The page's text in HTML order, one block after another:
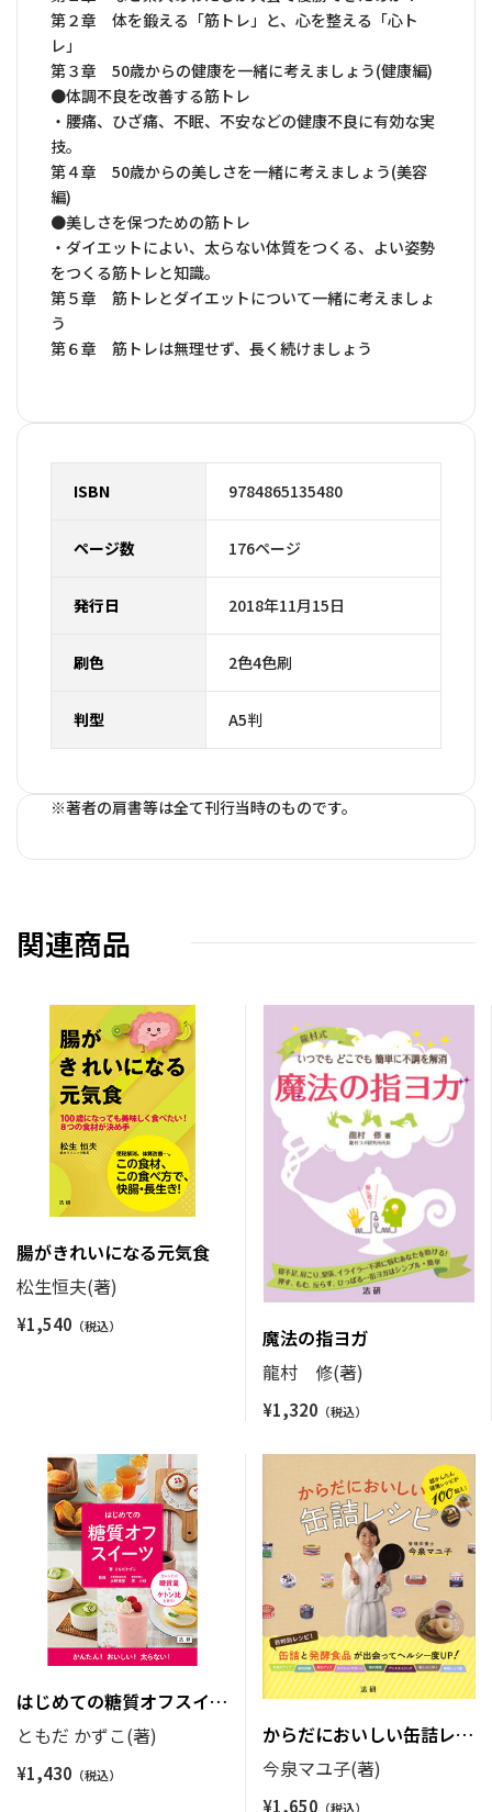
第２章 体を鍛える「筋トレ」と、心を整える「心ト
レ」
第３章 50歳からの健康を一緒に考えましょう(健康編)
●体調不良を改善する筋トレ
・腰痛、ひざ痛、不眠、不安などの健康不良に有効な実
技。
第４章 50歳からの美しさを一緒に考えましょう(美容
編)
●美しさを保つための筋トレ
・ダイエットによい、太らない体質をつくる、よい姿勢
をつくる筋トレと知識。
第５章 筋トレとダイエットについて一緒に考えましょ
う
第６章 筋トレは無理せず、長く続けましょう
ISBN 9784865135480
ページ数 176ページ
発行日 2018年11月15日
刷色 2色4色刷
判型 A5判
※著者の肩書等は全て刊行当時のものです。
関連商品
腸がきれいになる元気食
松生恒夫(著)
¥1,540
魔法の指ヨガ
龍村 修(著)
¥1,320
はじめての糖質オフスイー
ツ
ともだ かずこ(著)
¥1,430
からだにおいしい缶詰レシ
ピ
今泉マユ子(著)
¥1,650